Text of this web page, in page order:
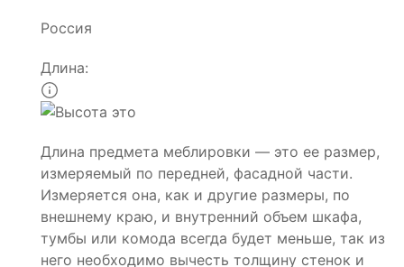
Россия
Длина:
Длина предмета меблировки — это ее размер,
измеряемый по передней, фасадной части.
Измеряется она, как и другие размеры, по
внешнему краю, и внутренний объем шкафа,
тумбы или комода всегда будет меньше, так из
него необходимо вычесть толщину стенок и